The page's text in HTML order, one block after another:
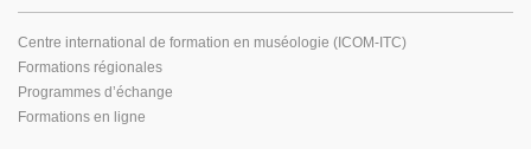
Centre international de formation en muséologie (ICOM-ITC)
Formations régionales
Programmes d’échange
Formations en ligne